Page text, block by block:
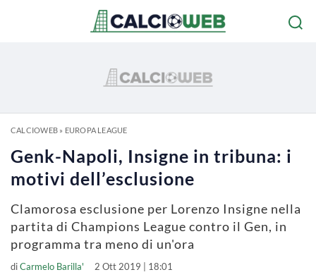
CALCIOWEB» EUROPA LEAGUE
Genk-Napoli, Insigne in tribuna: i
motivi dell’esclusione
Clamorosa esclusione per Lorenzo Insigne nella
partita di Champions League contro il Gen, in
programma tra meno di un'ora
diCarmelo Barilla' 2 Ott 2019 | 18:01